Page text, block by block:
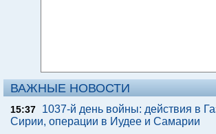
ВАЖНЫЕ НОВОСТИ
15:37
1037-й день войны: действия в
Сирии, операции в Иудее и Самарии